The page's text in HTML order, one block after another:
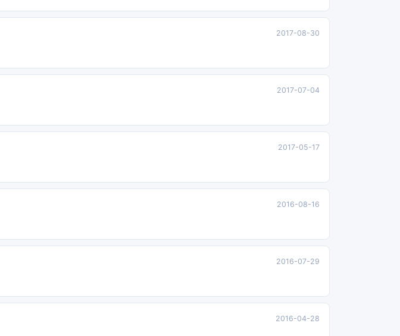
2017-08-30
2017-07-04
2017-05-17
2016-08-16
2016-07-29
2016-04-28